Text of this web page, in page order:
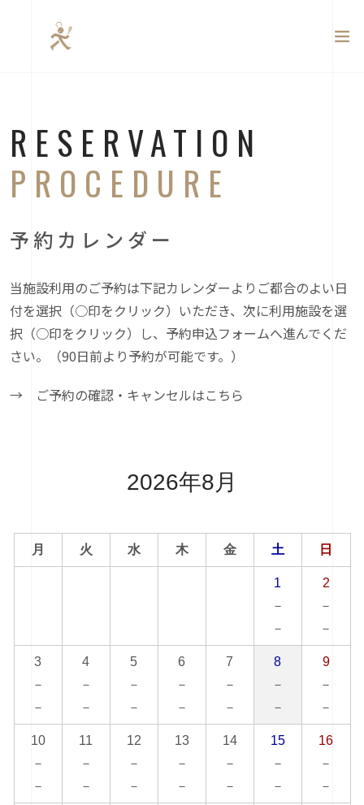
RESERVATION
PROCEDURE
予約カレンダー
当施設利用のご予約は下記カレンダーよりご都合のよい日
付を選択（○印をクリック）いただき、次に利用施設を選
択（○印をクリック）し、予約申込フォームへ進んでくだ
さい。（90日前より予約が可能です。）
→ ご予約の確認・キャンセルはこちら
2026年8月
月 火 水 木 金 土 日
1
－
－
2
－
－
3
－
－
4
－
－
5
－
－
6
－
－
7
－
－
8
－
－
9
－
－
10
－
－
11
－
－
12
－
－
13
－
－
14
－
－
15
－
－
16
－
－